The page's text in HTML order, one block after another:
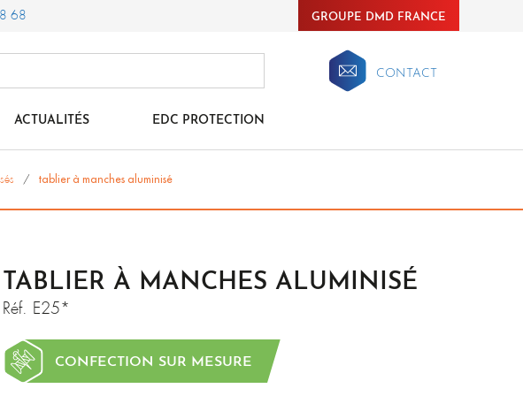
68 GROUPE DMD FRANCE
CONTACT
ACTUALITÉS EDC PROTECTION
tablier à manches aluminisé
TABLIER À MANCHES ALUMINISÉ
Réf. E25*
CONFECTION SUR MESURE